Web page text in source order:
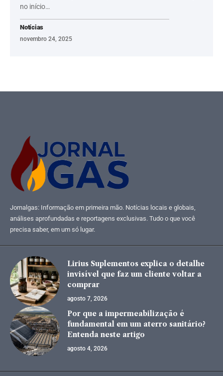
no início…
Notícias
novembro 24, 2025
Jornalgas: Informação em primeira mão. Notícias locais e globais,
análises aprofundadas e reportagens exclusivas. Tudo o que você
precisa saber, em um só lugar.
Lirius Suplementos explica o detalhe
invisível que faz um cliente voltar a
comprar
agosto 7, 2026
Por que a impermeabilização é
fundamental em um aterro sanitário?
Entenda neste artigo
agosto 4, 2026